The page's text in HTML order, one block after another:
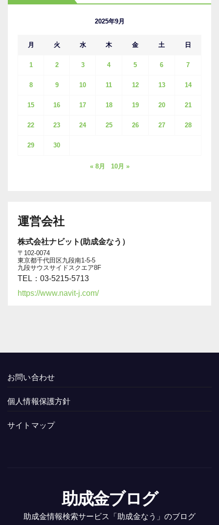
イ
2025年9月
月 火 水 木 金 土 日
1 2 3 4 5 6 7
8 9 10 11 12 13 14
15 16 17 18 19 20 21
22 23 24 25 26 27 28
29 30
« 8月 10月 »
運営会社
株式会社ナビット(助成金なう）
〒102-0074
東京都千代田区九段南1-5-5
九段サウスサイドスクエア8F
TEL：03-5215-5713
https://www.navit-j.com/
お問い合わせ
個人情報保護方針
サイトマップ
助成金ブログ
助成金情報検索サービス「助成金なう」のブログ